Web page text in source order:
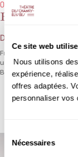
Ce site web
Nous utilisons
expérience,
offres adaptées.
personnaliser vos
Sélection
Nécessaires
Francesco
02/03/2024 - 20h00
Debussy, Beethoven
Francesco Piemontesi
une qualité qui devrait
Beethoven.